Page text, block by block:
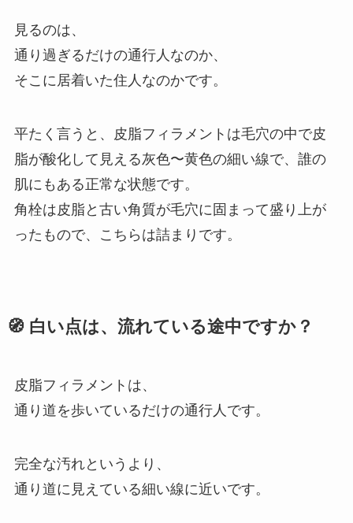
見るのは、
通り過ぎるだけの通行人なのか、
そこに居着いた住人なのかです。
平たく言うと、皮脂フィラメントは毛穴の中で皮
脂が酸化して見える灰色〜黄色の細い線で、誰の
肌にもある正常な状態です。
角栓は皮脂と古い角質が毛穴に固まって盛り上が
ったもので、こちらは詰まりです。
🧭 白い点は、流れている途中ですか？
皮脂フィラメントは、
通り道を歩いているだけの通行人です。
完全な汚れというより、
通り道に見えている細い線に近いです。